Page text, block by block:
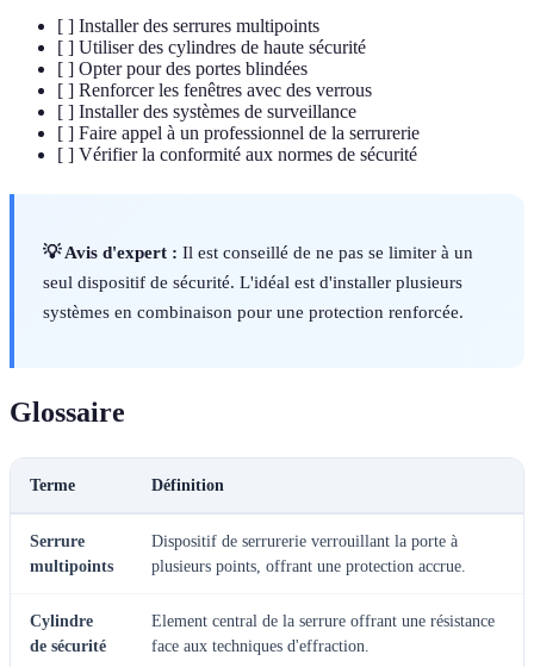
[ ] Installer des serrures multipoints
[ ] Utiliser des cylindres de haute sécurité
[ ] Opter pour des portes blindées
[ ] Renforcer les fenêtres avec des verrous
[ ] Installer des systèmes de surveillance
[ ] Faire appel à un professionnel de la serrurerie
[ ] Vérifier la conformité aux normes de sécurité
💡 Avis d'expert : Il est conseillé de ne pas se limiter à un
seul dispositif de sécurité. L'idéal est d'installer plusieurs
systèmes en combinaison pour une protection renforcée.
Glossaire
Terme Définition
Serrure
multipoints
Dispositif de serrurerie verrouillant la porte à
plusieurs points, offrant une protection accrue.
Cylindre
de sécurité
Element central de la serrure offrant une résistance
face aux techniques d'effraction.